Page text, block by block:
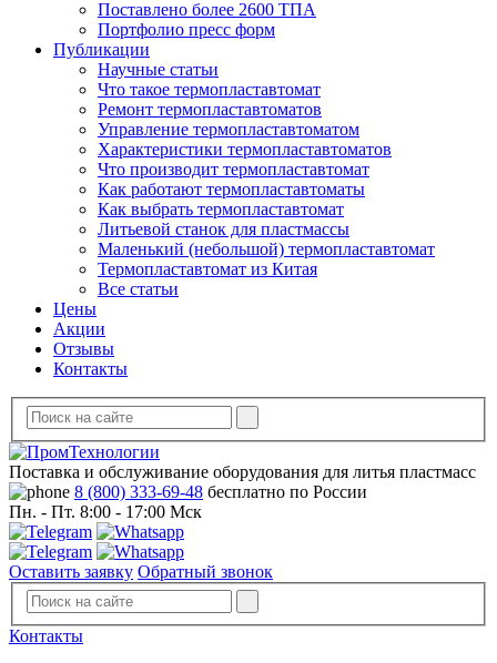
Поставлено более 2600 ТПА
Портфолио пресс форм
Публикации
Научные статьи
Что такое термопластавтомат
Ремонт термопластавтоматов
Управление термопластавтоматом
Характеристики термопластавтоматов
Что производит термопластавтомат
Как работают термопластавтоматы
Как выбрать термопластавтомат
Литьевой станок для пластмассы
Маленький (небольшой) термопластавтомат
Термопластавтомат из Китая
Все статьи
Цены
Акции
Отзывы
Контакты
Поставка и обслуживание оборудования для литья пластмасс
8 (800) 333-69-48 бесплатно по России
Пн. - Пт. 8:00 - 17:00 Мск
Оставить заявку Обратный звонок
Контакты